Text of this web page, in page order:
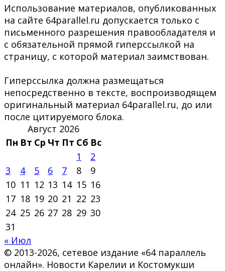
Использование материалов, опубликованных
на сайте 64parallel.ru допускается только с
письменного разрешения правообладателя и
с обязательной прямой гиперссылкой на
страницу, с которой материал заимствован.
Гиперссылка должна размещаться
непосредственно в тексте, воспроизводящем
оригинальный материал 64parallel.ru, до или
после цитируемого блока.
Август 2026
Пн Вт Ср Чт Пт Сб Вс
1
2
3
4 5 6 7 8
9
10 11 12 13 14 15 16
17 18 19 20 21 22 23
24 25 26 27 28 29 30
31
« Июл
© 2013-2026, сетевое издание «64 параллель
онлайн». Новости Карелии и Костомукши